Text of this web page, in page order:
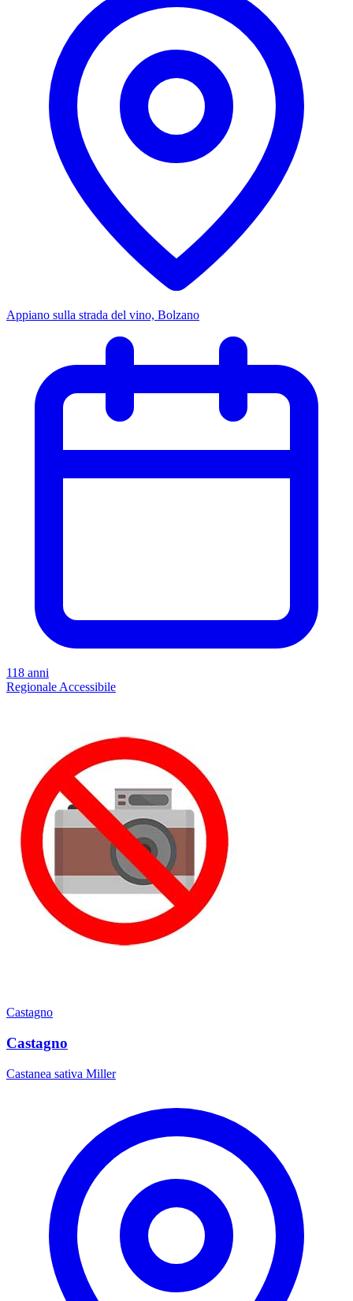
Appiano sulla strada del vino, Bolzano
118 anni
Regionale Accessibile
Castagno
Castagno
Castanea sativa Miller